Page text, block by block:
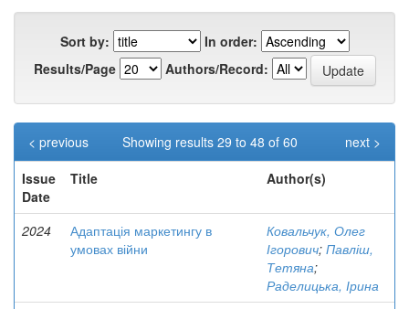
Sort by:
In order:
Results/Page
Authors/Record:
Showing results 29 to 48 of 60
< previous
next >
Issue
Date
Title Author(s)
2024
Адаптація маркетингу в
умовах війни
Ковальчук, Олег
Ігорович; Павліш,
Тетяна;
Раделицька, Ірина